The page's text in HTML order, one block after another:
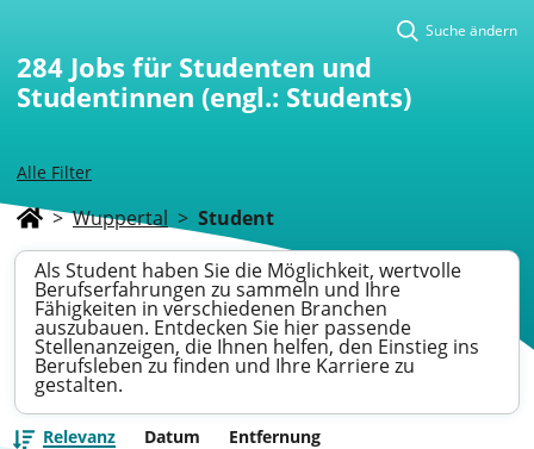
Alle Filter
Suche ändern
284 Jobs für Studenten und
Studentinnen (engl.: Students)
> Wuppertal > Student
Als Student haben Sie die Möglichkeit, wertvolle
Berufserfahrungen zu sammeln und Ihre
Fähigkeiten in verschiedenen Branchen
auszubauen. Entdecken Sie hier passende
Stellenanzeigen, die Ihnen helfen, den Einstieg ins
Berufsleben zu finden und Ihre Karriere zu
gestalten.
Relevanz Datum Entfernung